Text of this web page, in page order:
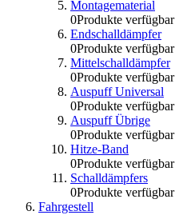
Montagematerial
0Produkte verfügbar
Endschalldämpfer
0Produkte verfügbar
Mittelschalldämpfer
0Produkte verfügbar
Auspuff Universal
0Produkte verfügbar
Auspuff Übrige
0Produkte verfügbar
Hitze-Band
0Produkte verfügbar
Schalldämpfers
0Produkte verfügbar
Fahrgestell